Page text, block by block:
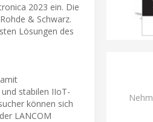
2023 ein. Die
& Schwarz.
Lösungen des
stabilen IIoT-
können sich
LANCOM